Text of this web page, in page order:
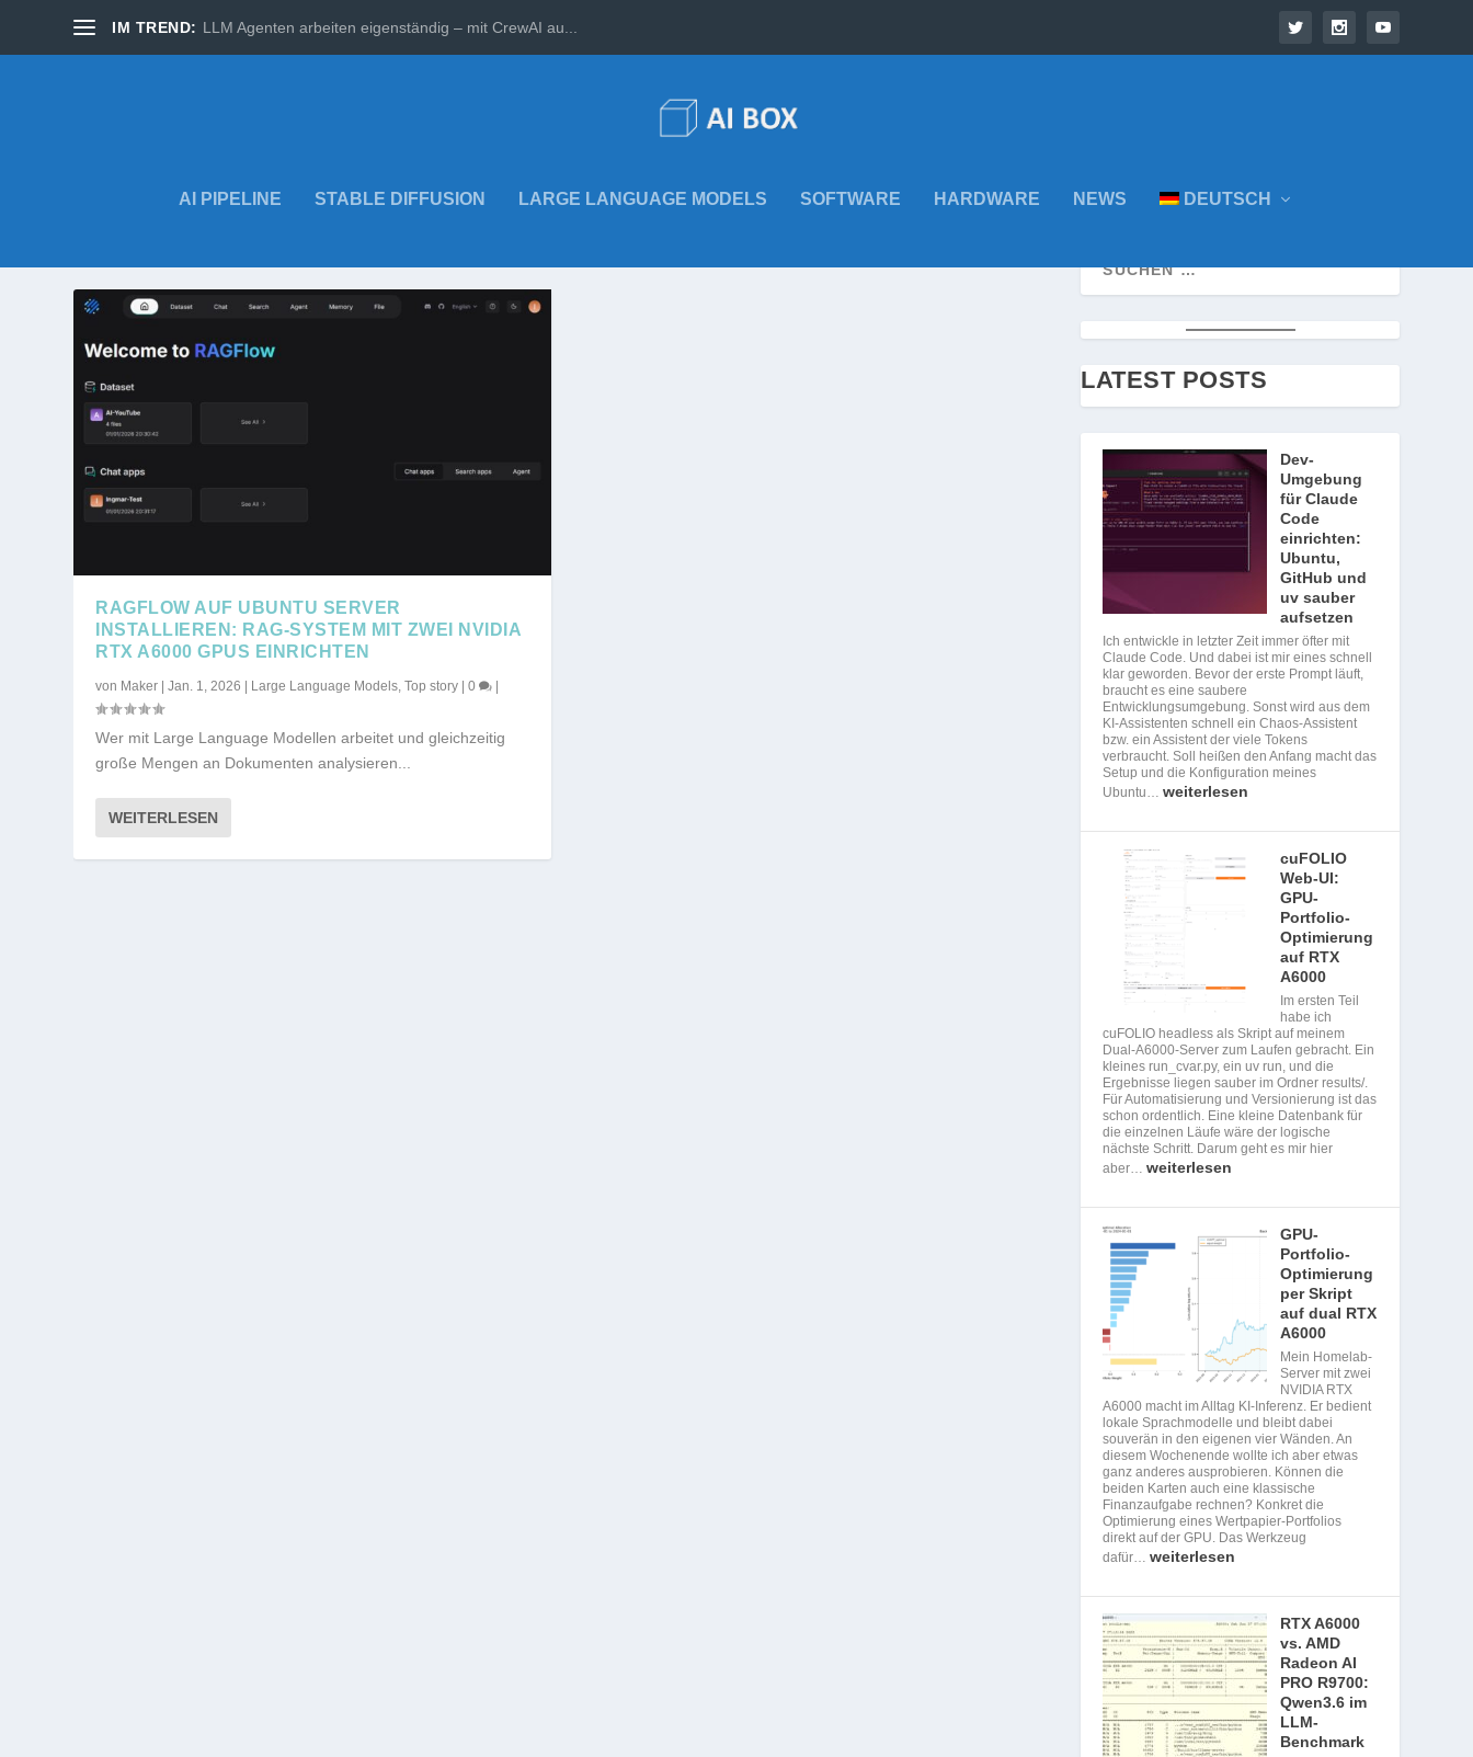
IM TREND: LLM Agenten arbeiten eigenständig – mit CrewAI au...
AI PIPELINE STABLE DIFFUSION LARGE LANGUAGE MODELS SOFTWARE HARDWARE NEWS DEUTSCH
RAGFLOW AUF UBUNTU SERVER
INSTALLIEREN: RAG-SYSTEM MIT ZWEI NVIDIA
RTX A6000 GPUS EINRICHTEN
von Maker |Jan. 1, 2026 Large Language Models,Top story |0
Wer mit Large Language Modellen arbeitet und gleichzeitig
große Mengen an Dokumenten analysieren...
WEITERLESEN
LATEST POSTS
Dev-
Umgebung
für Claude
Code
einrichten:
Ubuntu,
GitHub und
uv sauber
aufsetzen
Ich entwickle in letzter Zeit immer öfter mit
Claude Code. Und dabei ist mir eines schnell
klar geworden. Bevor der erste Prompt läuft,
braucht es eine saubere
Entwicklungsumgebung. Sonst wird aus dem
KI-Assistenten schnell ein Chaos-Assistent
bzw. ein Assistent der viele Tokens
verbraucht. Soll heißen den Anfang macht das
Setup und die Konfiguration meines
Ubuntu…weiterlesen
cuFOLIO
Web-UI:
GPU-
Portfolio-
Optimierung
auf RTX
A6000
Im ersten Teil
habe ich
cuFOLIO headless als Skript auf meinem
Dual-A6000-Server zum Laufen gebracht. Ein
kleines run_cvar.py, ein uv run, und die
Ergebnisse liegen sauber im Ordner results/.
Für Automatisierung und Versionierung ist das
schon ordentlich. Eine kleine Datenbank für
die einzelnen Läufe wäre der logische
nächste Schritt. Darum geht es mir hier
aber…weiterlesen
GPU-
Portfolio-
Optimierung
per Skript
auf dual RTX
A6000
Mein Homelab-
Server mit zwei
NVIDIA RTX
A6000 macht im Alltag KI-Inferenz. Er bedient
lokale Sprachmodelle und bleibt dabei
souverän in den eigenen vier Wänden. An
diesem Wochenende wollte ich aber etwas
ganz anderes ausprobieren. Können die
beiden Karten auch eine klassische
Finanzaufgabe rechnen? Konkret die
Optimierung eines Wertpapier-Portfolios
direkt auf der GPU. Das Werkzeug
dafür…weiterlesen
RTX A6000
vs. AMD
Radeon AI
PRO R9700:
Qwen3.6 im
LLM-
Benchmark